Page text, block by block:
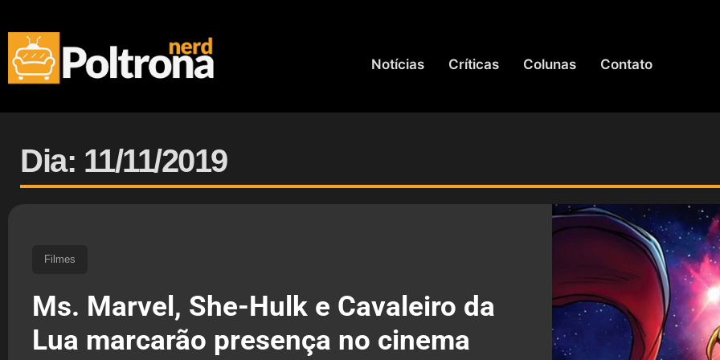
Notícias Críticas Colunas Contato
Dia: 11/11/2019
Filmes
Ms. Marvel, She-Hulk e Cavaleiro da
Lua marcarão presença no cinema